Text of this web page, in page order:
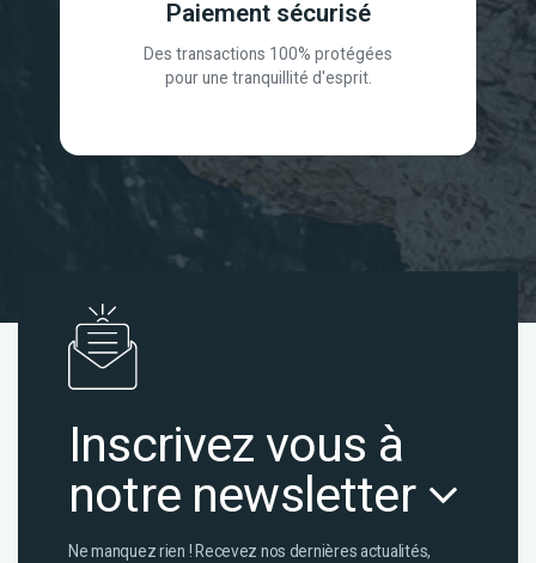
Paiement sécurisé
Des transactions 100% protégées
pour une tranquillité d'esprit.
Inscrivez vous à
notre newsletter
Ne manquez rien ! Recevez nos dernières actualités,